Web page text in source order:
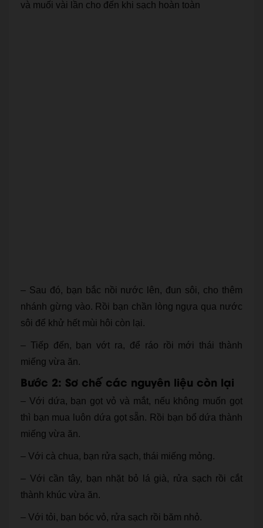
và muối vài lần cho đến khi sạch hoàn toàn
– Sau đó, bạn bắc nồi nước lên, đun sôi, cho thêm
nhánh gừng vào. Rồi bạn chần lòng ngựa qua nước
sôi để khử hết mùi hôi còn lại.
– Tiếp đến, bạn vớt ra, để ráo rồi mới thái thành
miếng vừa ăn.
Bước 2: Sơ chế các nguyên liệu còn lại
– Với dứa, bạn gọt vỏ và mắt, nếu không muốn gọt
thì bạn mua luôn dứa gọt sẵn. Rồi bạn bổ dứa thành
miếng vừa ăn.
– Với cà chua, bạn rửa sạch, thái miếng mỏng.
– Với cần tây, bạn nhặt bỏ lá già, rửa sạch rồi cắt
thành khúc vừa ăn.
– Với tỏi, bạn bóc vỏ, rửa sạch rồi băm nhỏ.